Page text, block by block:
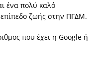
ένα πολύ καλό
επίπεδο ζωής στην ΠΓΔΜ.
που έχει η Google ή